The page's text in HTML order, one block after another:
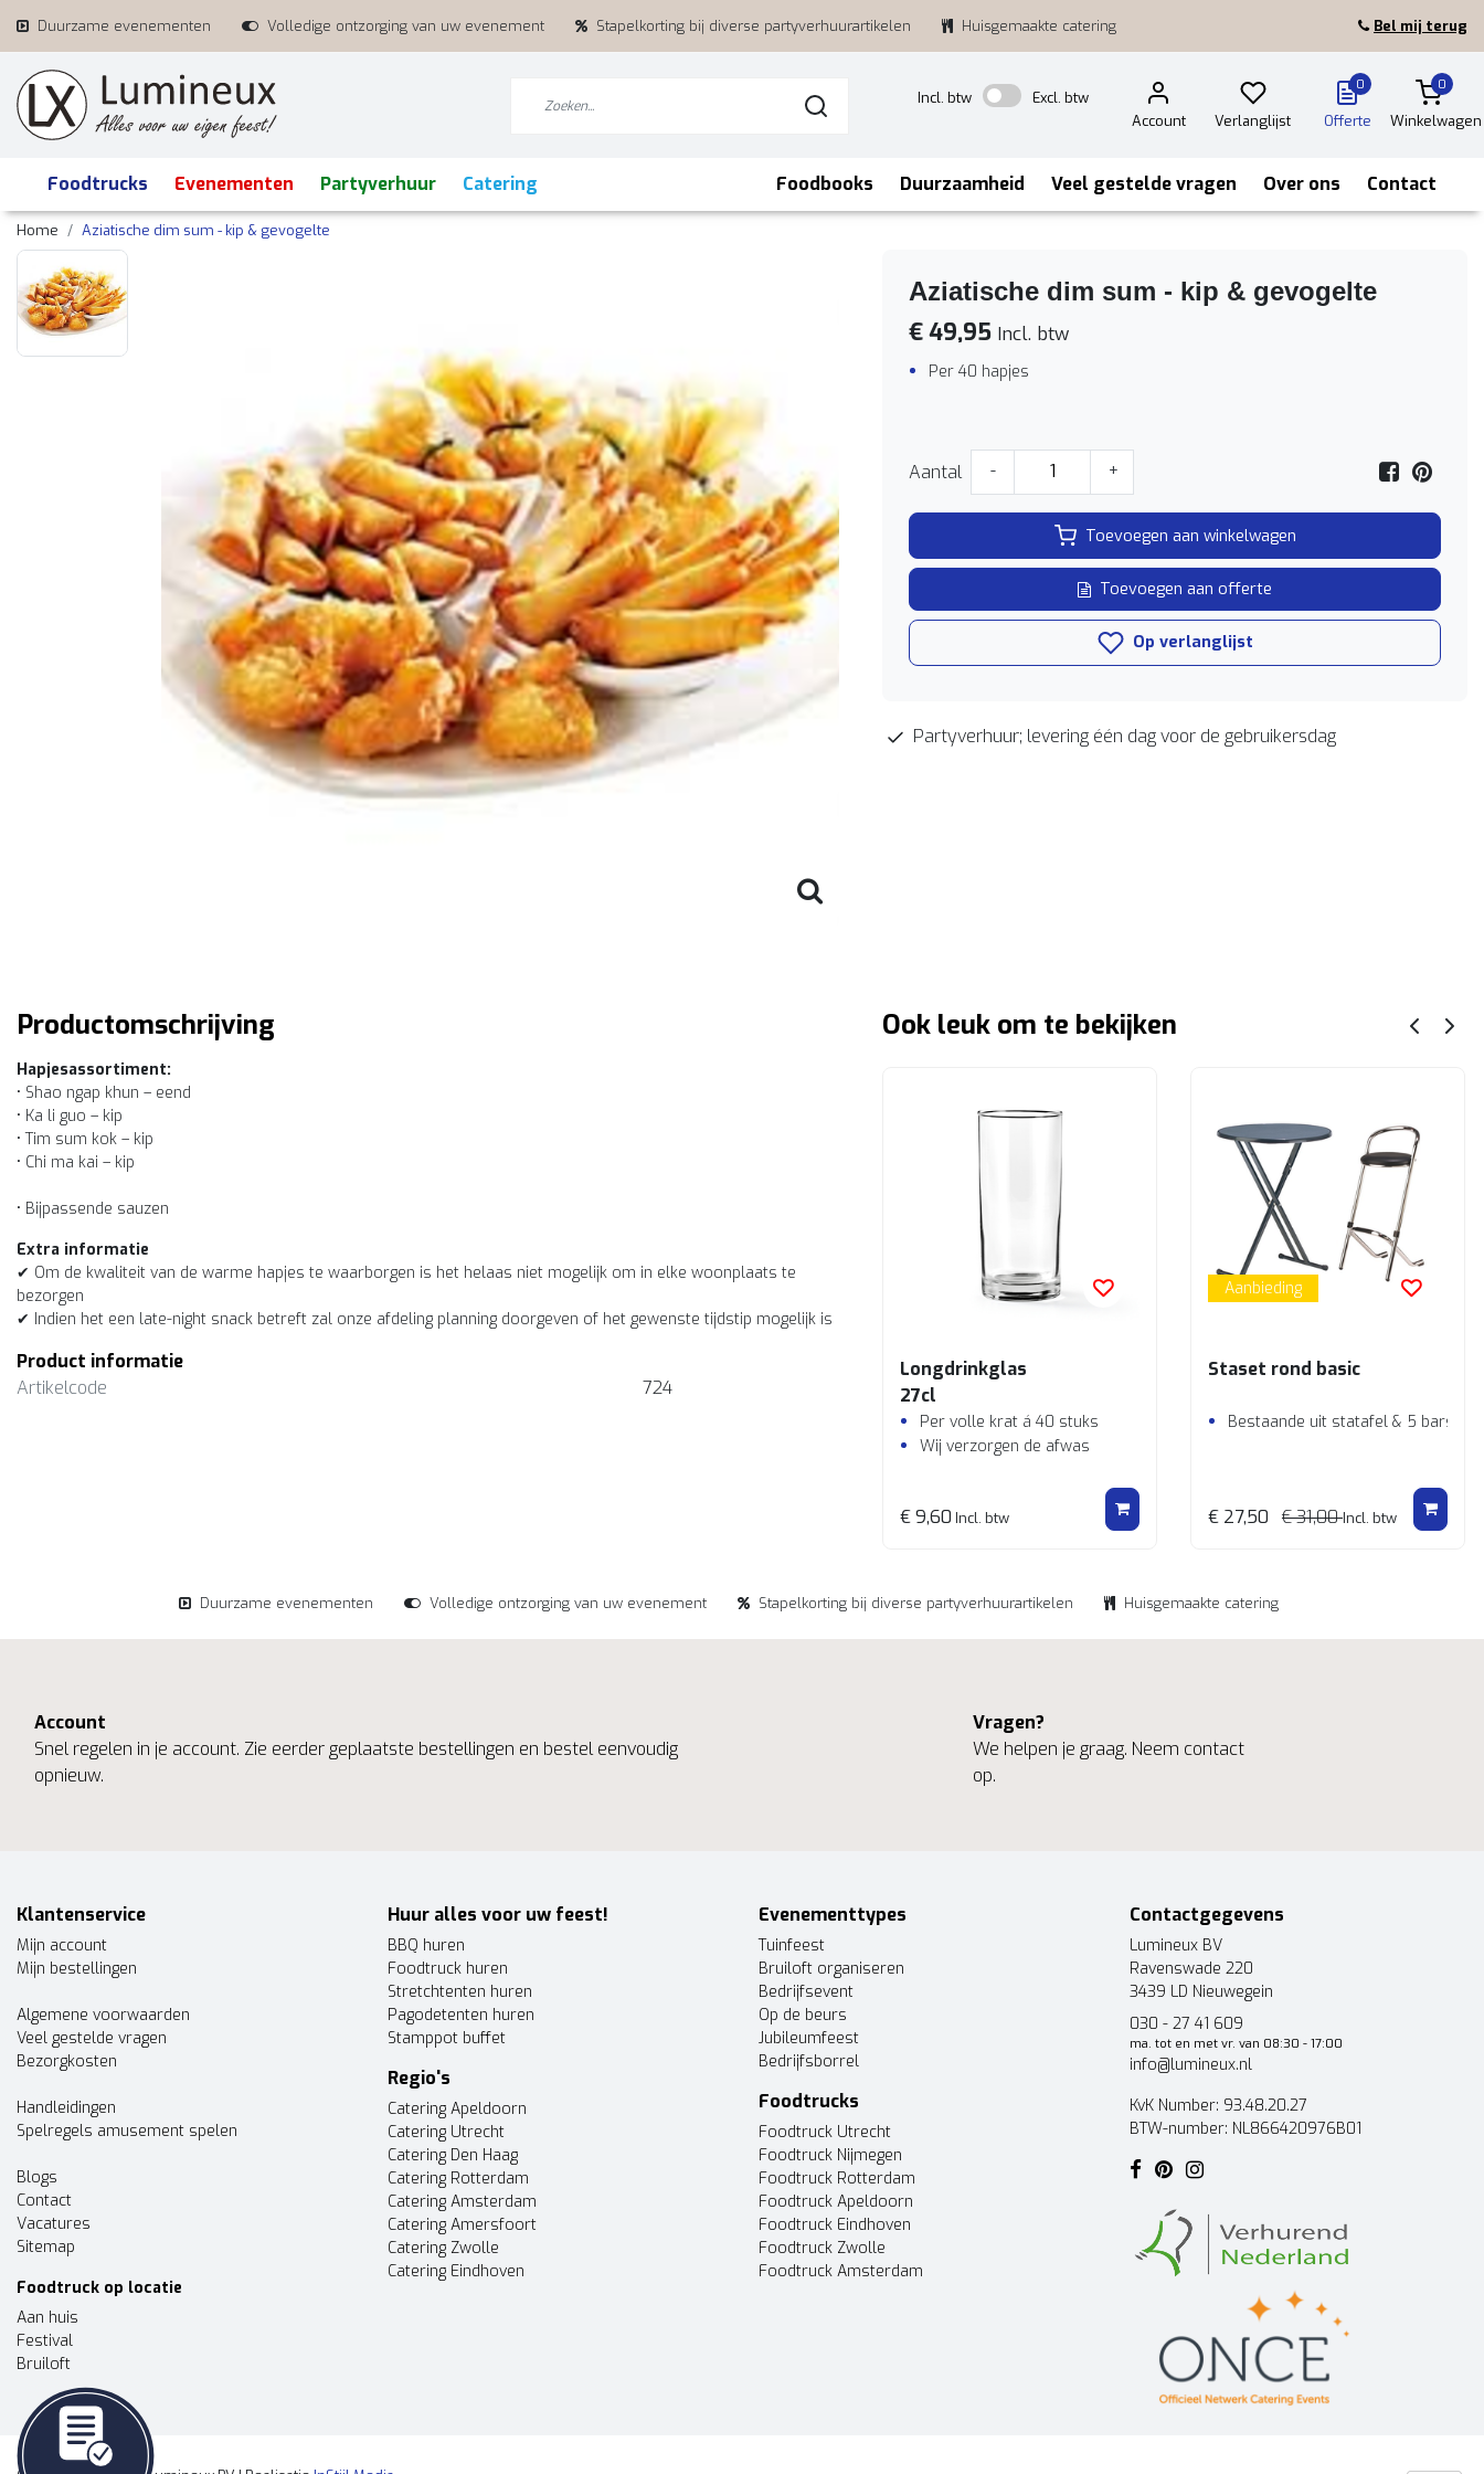
Duurzame evenementen Volledige ontzorging van uw evenement Stapelkorting bij diverse partyverhuurartikelen Huisgemaakte catering Bel mij terug
Incl. btw
Excl. btw
Account
Verlanglijst
0
Offerte
0
Winkelwagen
Foodtrucks Evenementen Partyverhuur Catering Foodbooks Duurzaamheid Veel gestelde vragen Over ons Contact
Home Aziatische dim sum - kip & gevogelte
Aziatische dim sum - kip & gevogelte
€ 49,95 Incl. btw
Per 40 hapjes
Aantal - +
Toevoegen aan winkelwagen
Toevoegen aan offerte
Op verlanglijst
Partyverhuur; levering één dag voor de gebruikersdag
Productomschrijving
Hapjesassortiment:
• Shao ngap khun – eend
• Ka li guo – kip
• Tim sum kok – kip
• Chi ma kai – kip
• Bijpassende sauzen
Extra informatie
✔ Om de kwaliteit van de warme hapjes te waarborgen is het helaas niet mogelijk om in elke woonplaats te
bezorgen
✔ Indien het een late-night snack betreft zal onze afdeling planning doorgeven of het gewenste tijdstip mogelijk is
Product informatie
Artikelcode
724
Ook leuk om te bekijken
Longdrinkglas
27cl
Per volle krat á 40 stuks
Wij verzorgen de afwas
€ 9,60 Incl. btw
Aanbieding
Staset rond basic
Bestaande uit statafel & 5
€ 27,50 € 31,00Incl. btw
Duurzame evenementen Volledige ontzorging van uw evenement Stapelkorting bij diverse partyverhuurartikelen Huisgemaakte catering
Account
Snel regelen in je account. Zie eerder geplaatste bestellingen en bestel eenvoudig
opnieuw.
Vragen?
We helpen je graag. Neem contact
op.
Klantenservice
Mijn account
Mijn bestellingen
Algemene voorwaarden
Veel gestelde vragen
Bezorgkosten
Handleidingen
Spelregels amusement spelen
Blogs
Contact
Vacatures
Sitemap
Foodtruck op locatie
Aan huis
Festival
Bruiloft
Huur alles voor uw feest!
BBQ huren
Foodtruck huren
Stretchtenten huren
Pagodetenten huren
Stamppot buffet
Regio's
Catering Apeldoorn
Catering Utrecht
Catering Den Haag
Catering Rotterdam
Catering Amsterdam
Catering Amersfoort
Catering Zwolle
Catering Eindhoven
Evenementtypes
Tuinfeest
Bruiloft organiseren
Bedrijfsevent
Op de beurs
Jubileumfeest
Bedrijfsborrel
Foodtrucks
Foodtruck Utrecht
Foodtruck Nijmegen
Foodtruck Rotterdam
Foodtruck Apeldoorn
Foodtruck Eindhoven
Foodtruck Zwolle
Foodtruck Amsterdam
Contactgegevens
Lumineux BV
Ravenswade 220
3439 LD Nieuwegein
030 - 27 41 609
ma. tot en met vr. van 08:30 - 17:00
info@lumineux.nl
KvK Number: 93.48.20.27
BTW-number: NL866420976B01